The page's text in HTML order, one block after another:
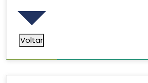
Voltar